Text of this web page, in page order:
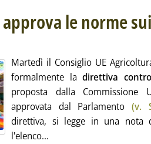
approva le norme
Martedì il Consiglio UE
formalmente ladirettiva
proposta dalla
approvata dal Parlamento (v.
direttiva, si legge in una nota
l'elenco...